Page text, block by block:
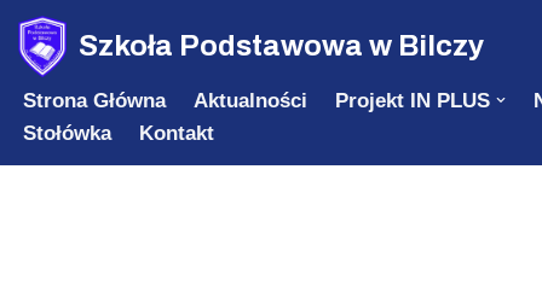
Przejdź
do
treści
Szkoła Podstawowa w Bilczy
Strona Główna Aktualności Projekt IN PLUS
Stołówka
Kontakt